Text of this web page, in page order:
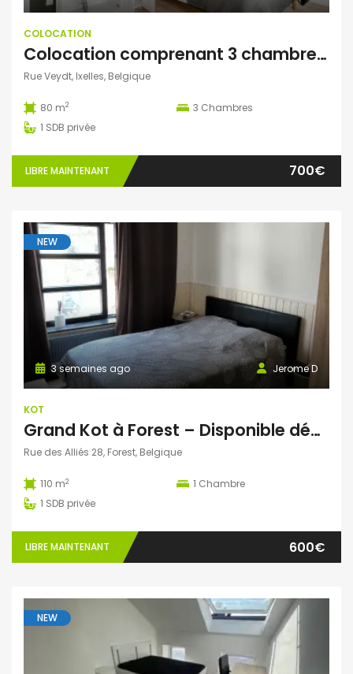
COLOCATION
Colocation comprenant 3 chambres (1 seule chambre de disponible)
Rue Veydt, Ixelles, Belgique
80 m2 3 Chambres
1 SDB privée
LIBRE MAINTENANT 700€
NEW
Jerome D
3 semaines ago
KOT
Grand Kot à Forest – Disponible début août
Rue des Alliés 28, Forest, Belgique
110 m2 1 Chambre
1 SDB privée
LIBRE MAINTENANT 600€
NEW